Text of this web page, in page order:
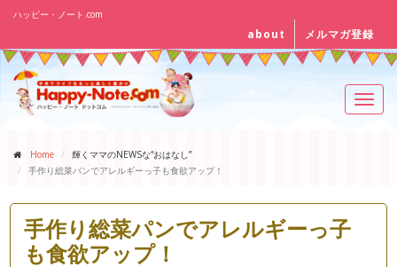
ハッピー・ノート.com
about メルマガ登録
Home
輝くママのNEWSな“おはなし”
手作り総菜パンでアレルギーっ子も食欲アップ！
手作り総菜パンでアレルギーっ子
も食欲アップ！